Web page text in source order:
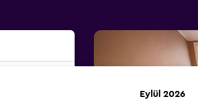
Eylül 2026